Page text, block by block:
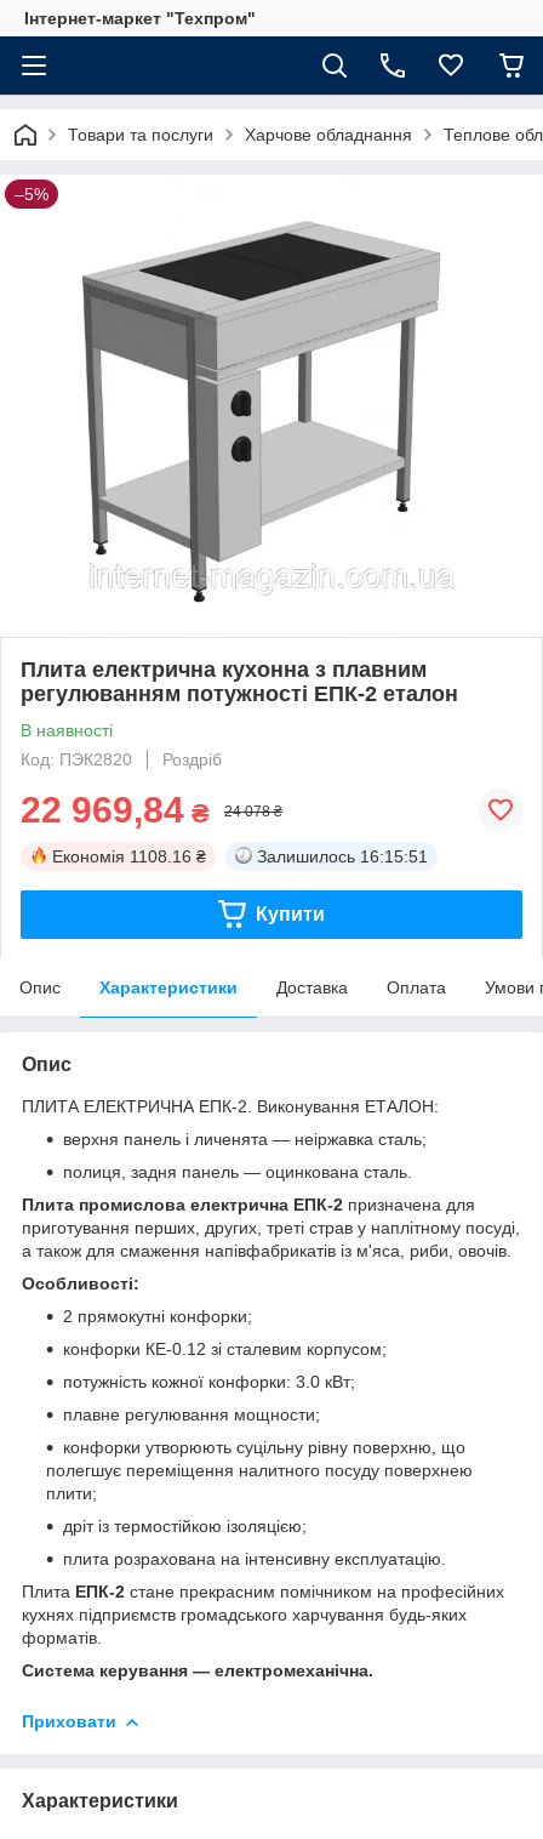
Інтернет-маркет "Техпром"
Товари та послуги Харчове обладнання Теплове
–5%
Плита електрична кухонна з плавним
регулюванням потужності ЕПК-2 еталон
В наявності
Код: ПЭК2820
Роздріб
22 969,84 ₴ 24 078 ₴
Економія 1108.16 ₴ Залишилось 16:15:50
Купити
Опис Характеристики Доставка Оплата Умови
Опис
ПЛИТА ЕЛЕКТРИЧНА ЕПК-2. Виконування ЕТАЛОН:
верхня панель і личенята — неіржавка сталь;
полиця, задня панель — оцинкована сталь.
Плита промислова електрична ЕПК-2 призначена для
приготування перших, других, треті страв у наплітному посуді,
а також для смаження напівфабрикатів із м'яса, риби, овочів.
Особливості:
2 прямокутні конфорки;
конфорки КЕ-0.12 зі сталевим корпусом;
потужність кожної конфорки: 3.0 кВт;
плавне регулювання мощности;
конфорки утворюють суцільну рівну поверхню, що
полегшує переміщення налитного посуду поверхнею
плити;
дріт із термостійкою ізоляцією;
плита розрахована на інтенсивну експлуатацію.
Плита ЕПК-2 стане прекрасним помічником на професійних
кухнях підприємств громадського харчування будь-яких
форматів.
Система керування — електромеханічна.
Приховати
Характеристики